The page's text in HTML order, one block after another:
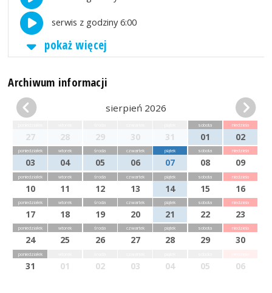
serwis z godziny 6:00
pokaż więcej
Archiwum informacji
sierpień 2026
27 28 29 30 31
sobota
01
niedziela
02
poniedziałek
03
wtorek
04
środa
05
czwartek
06
piątek
07
sobota
08
niedziela
09
poniedziałek
10
wtorek
11
środa
12
czwartek
13
piątek
14
sobota
15
niedziela
16
poniedziałek
17
wtorek
18
środa
19
czwartek
20
piątek
21
sobota
22
niedziela
23
poniedziałek
24
wtorek
25
środa
26
czwartek
27
piątek
28
sobota
29
niedziela
30
poniedziałek
31 01 02 03 04 05 06